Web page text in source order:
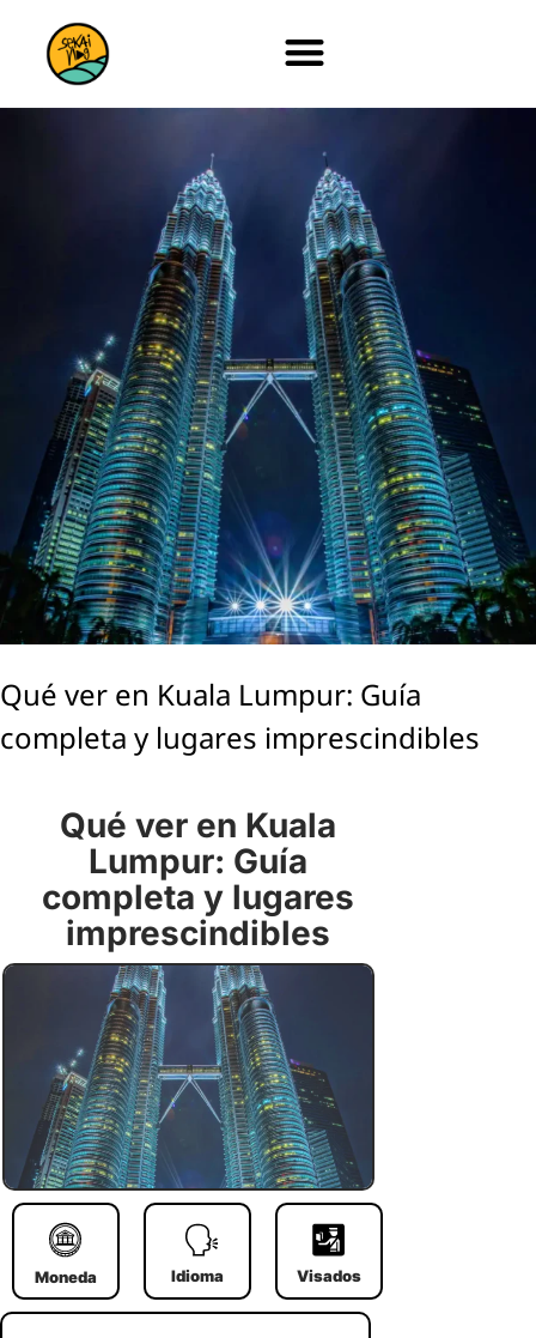
Qué ver en Kuala Lumpur: Guía
completa y lugares imprescindibles
Qué ver en Kuala
Lumpur: Guía
completa y lugares
imprescindibles
Moneda Idioma Visados